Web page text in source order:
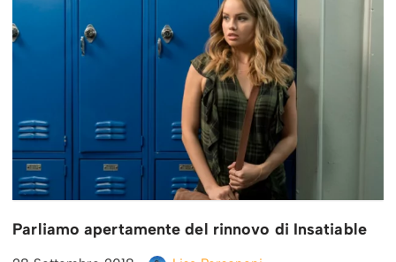
Parliamo apertamente del rinnovo di Insatiable